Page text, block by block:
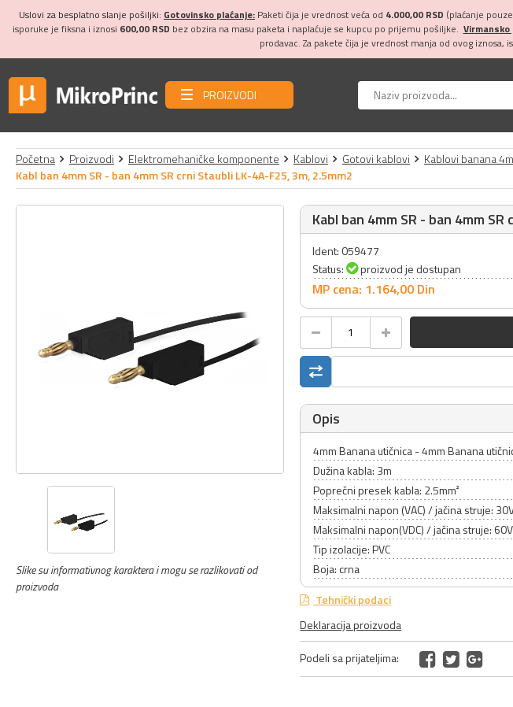
Uslovi za besplatno slanje pošiljki: Gotovinsko plaćanje: Paketi čija je vrednost veća od 4.000,00 RSD (plaćanje
isporuke je fiksna i iznosi 600,00 RSD bez obzira na masu paketa i naplaćuje se kupcu po prijemu pošiljke. Virmansko
prodavac. Za pakete čija je vrednost manja od ovog
PROIZVODI
Početna Proizvodi Elektromehaničke komponente Kablovi Gotovi kablovi
Kablovi banana
Kabl ban 4mm SR - ban 4mm SR crni Staubli LK-4A-F25, 3m, 2.5mm2
Slike su informativnog karaktera i mogu se razlikovati od
proizvoda
Kabl ban 4mm SR - ban 4mm
Ident: 059477
Status:
proizvod je dostupan
MP cena: 1.164,00 Din
Opis
4mm Banana utičnica - 4mm Banana
Dužina kabla: 3m
Poprečni presek kabla: 2.5mm²
Maksimalni napon (VAC) / jačina struje:
Maksimalni napon(VDC) / jačina struje:
Tip izolacije: PVC
Boja: crna
Tehnički podaci
Deklaracija proizvoda
Podeli sa prijateljima: